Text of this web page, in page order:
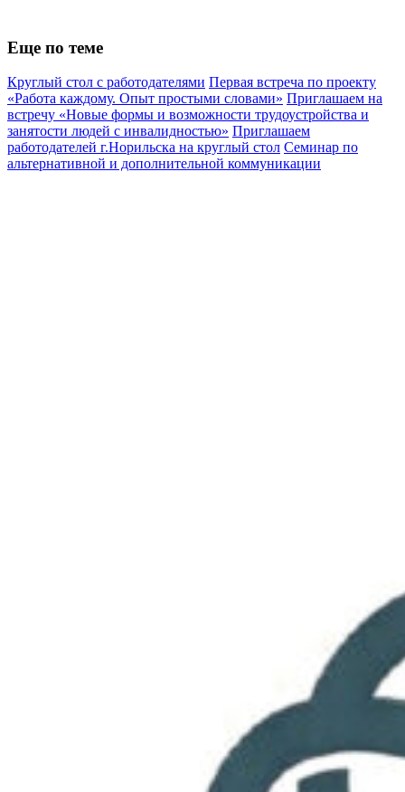
Еще по теме
Круглый стол с работодателями Первая встреча по проекту
«Работа каждому. Опыт простыми словами» Приглашаем на
встречу «Новые формы и возможности трудоустройства и
занятости людей с инвалидностью» Приглашаем
работодателей г.Норильска на круглый стол Семинар по
альтернативной и дополнительной коммуникации